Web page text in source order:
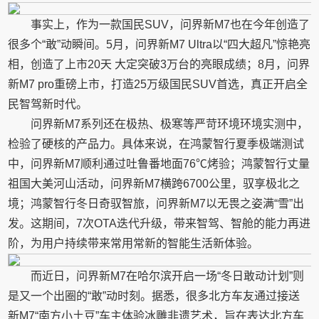
事实上，作为一款国民SUV，问界新M7也在今年创造了
很多个“敢”动瞬间。5月，问界新M7 Ultra以“四大超凡”惊艳亮
相，创造了上市20天 大定突破3万台的亮眼成绩；8月，问界
新M7 pro重磅上市，打造25万级国民SUV首选，真正开启全
民智驾新时代。
问界新M7系列还在极热、极寒等严苛环境环境实测中，
检验了硬核的产品力。具体来说，在鸿蒙智行夏季极端测试
中，问界新M7顺利通过吐鲁番地面76℃烤验；鸿蒙智行丈量
祖国大美河山活动，问界新M7横跨6700公里，驭享极北之
境；鸿蒙智行冬日奇驭智旅，问界新M7以无畏之姿满“雪”出
发。这期间，7次OTA迭代升级，带来智驾、智舱的能力再进
阶，为用户持续带来常用常新的智能生活新体验。
而近日，问界新M7在哈尔滨开启一场“冬日敢动计划”则
是又一个出圈的“敢”动时刻。据悉，很多北方车友通过接送
新M7“南方小土豆”车主体验冰雕非遗艺术，旨在表达北方车